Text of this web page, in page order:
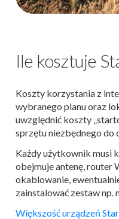
Ile kosztuje
Koszty korzystania z
wybranego planu oraz
uwzględnić koszty
sprzętu niezbędnego do
Każdy użytkownik musi
obejmuje antenę, router
okablowanie,
zainstalować zestaw np.
Większość urządzeń